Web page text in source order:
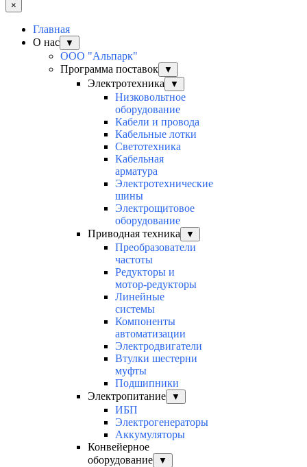
×
Главная
О нас
▼
ООО "Альпарк"
Программа поставок
▼
Электротехника ▼
Низковольтное
оборудование
Кабели и провода
Кабельные лотки
Светотехника
Кабельная
арматура
Электротехнические
шины
Электрощитовое
оборудование
Приводная техника
▼
Преобразователи
частоты
Редукторы и
мотор-редукторы
Линейные
системы
Компоненты
автоматизации
Электродвигатели
Втулки шестерни
муфты
Подшипники
Электропитание
▼
ИБП
Электрогенераторы
Аккумуляторы
Конвейерное
оборудование
▼